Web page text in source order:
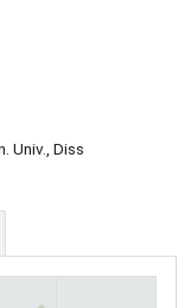
Univ., Diss